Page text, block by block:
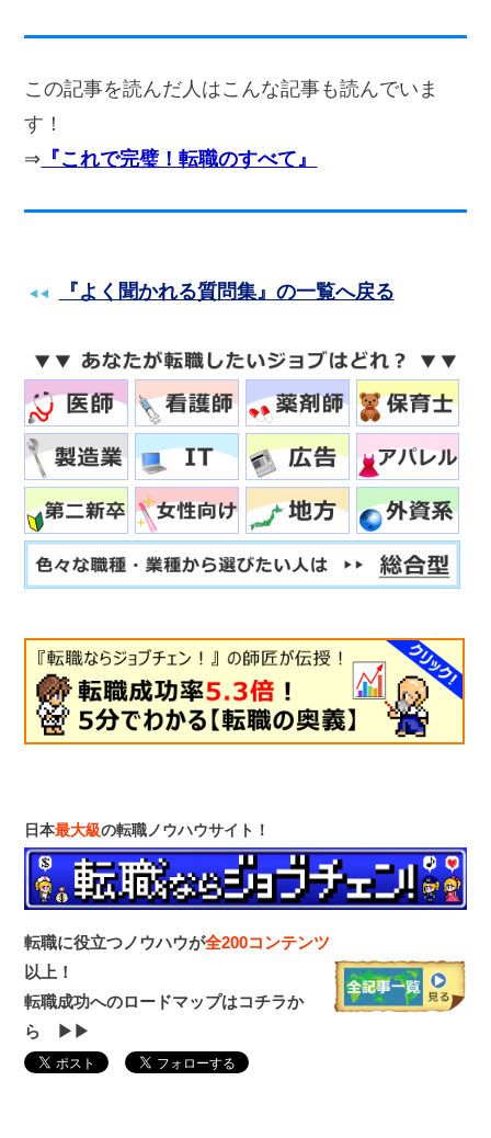
この記事を読んだ人はこんな記事も読んでいま
す！
⇒ 『これで完璧！転職のすべて』
『よく聞かれる質問集』の一覧へ戻る
日本最大級の転職ノウハウサイト！
転職に役立つノウハウが全200コンテンツ
以上！
転職成功へのロードマップはコチラか
ら ▶▶